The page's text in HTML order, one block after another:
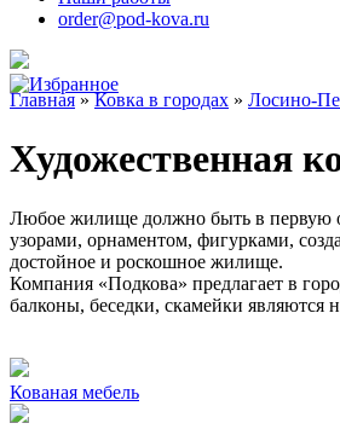
order@pod-kova.ru
Главная»Ковка в городах » Лосино-
Художественная
Любое жилище должно быть в первую
узорами, орнаментом, фигурками,
достойное и роскошное жилище.
Компания «Подкова» предлагает в
балконы, беседки, скамейки являются
Кованая мебель